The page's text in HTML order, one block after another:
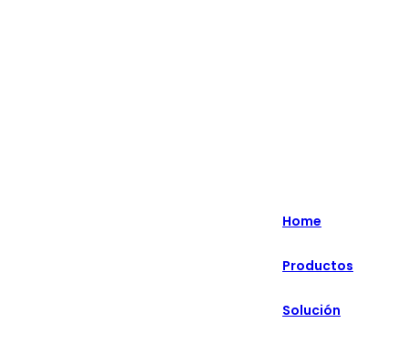
русский
Home
Productos
Solución